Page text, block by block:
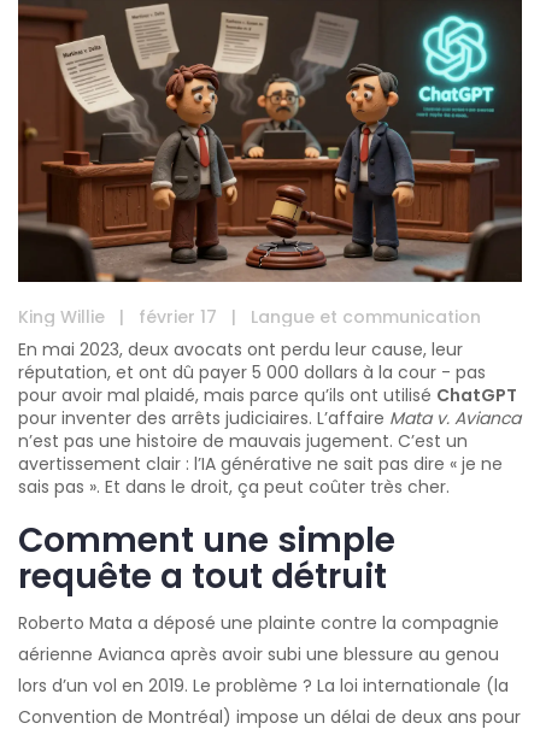
King Willie | février 17 |
Langue et communication
En mai 2023, deux avocats ont perdu leur cause, leur
réputation, et ont dû payer 5 000 dollars à la cour - pas
pour avoir mal plaidé, mais parce qu’ils ont utilisé ChatGPT
pour inventer des arrêts judiciaires. L’affaire Mata v. Avianca
n’est pas une histoire de mauvais jugement. C’est un
avertissement clair : l’IA générative ne sait pas dire « je ne
sais pas ». Et dans le droit, ça peut coûter très cher.
Comment une simple
requête a tout détruit
Roberto Mata a déposé une plainte contre la compagnie
aérienne Avianca après avoir subi une blessure au genou
lors d’un vol en 2019. Le problème ? La loi internationale (la
Convention de Montréal) impose un délai de deux ans pour